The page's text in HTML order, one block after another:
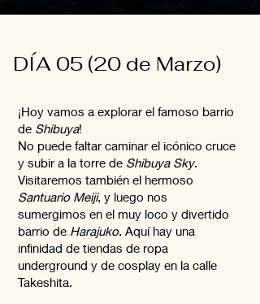
DÍA 05 (20 de Marzo)
¡Hoy vamos a explorar el famoso barrio
de Shibuya!
No puede faltar caminar el icónico cruce
y subir a la torre de Shibuya Sky.
Visitaremos también el hermoso
Santuario Meiji, y luego nos
sumergimos en el muy loco y divertido
barrio de Harajuko. Aquí hay una
infinidad de tiendas de ropa
underground y de cosplay en la calle
Takeshita.